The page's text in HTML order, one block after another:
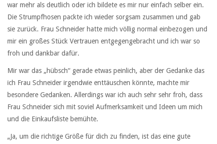
war mehr als deutlich oder ich bildete es mir nur einfach selber ein.
Die Strumpfhosen packte ich wieder sorgsam zusammen und gab
sie zurück. Frau Schneider hatte mich völlig normal einbezogen und
mir ein großes Stück Vertrauen entgegengebracht und ich war so
froh und dankbar dafür.
Mir war das „hübsch“ gerade etwas peinlich, aber der Gedanke das
ich Frau Schneider irgendwie enttäuschen könnte, machte mir
besondere Gedanken. Allerdings war ich auch sehr sehr froh, dass
Frau Schneider sich mit soviel Aufmerksamkeit und Ideen um mich
und die Einkaufsliste bemühte.
„Ja, um die richtige Größe für dich zu finden, ist das eine gute